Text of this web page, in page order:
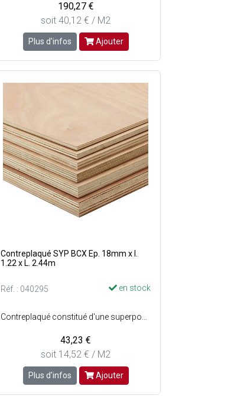
190,27 €
soit 40,12 € / M2
Plus d'infos Ajouter
Contreplaqué SYP BCX Ep. 18mm x l.
1.22 x L. 2.44m
Réf. : 040295 en stock
43,23 €
soit 14,52 € / M2
Plus d'infos Ajouter